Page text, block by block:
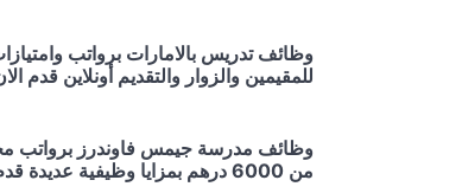
وظائف تدريس بالامارات برواتب
للمقيمين والزوار والتقديم أونلاين قدم
وظائف مدرسة جيمس فاوندرز برواتب
من 6000 درهم بمزايا وظيفية عديدة قدم الآن